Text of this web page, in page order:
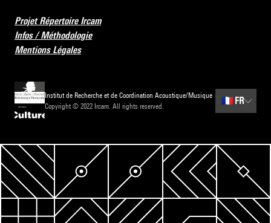
Projet Répertoire Ircam
Infos / Méthodologie
Mentions Légales
Institut de Recherche et de Coordination Acoustique/Musique
Copyright © 2022 Ircam. All rights reserved.
🇫🇷 FR